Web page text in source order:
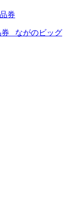
券
券 ながのビッグ